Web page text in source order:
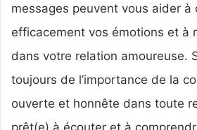
messages peuvent vous aider à
efficacement vos émotions et à
dans votre relation amoureuse.
toujours de l’importance de la
ouverte et honnête dans toute
prêt(e) à écouter et à